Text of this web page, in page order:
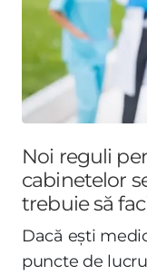
Noi reguli
cabinetelor
trebuie să
Dacă ești
puncte de